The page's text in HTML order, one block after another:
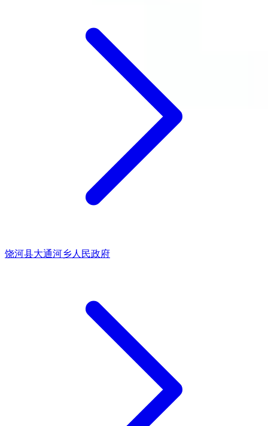
饶河县大通河乡人民政府